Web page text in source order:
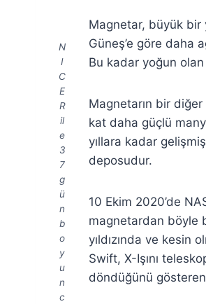
N
I
C
E
R
il
e
3
7
g
ü
n
b
o
y
u
n
c
Magnetar, büyük bir
Güneş’e göre daha
Bu kadar yoğun
Magnetarın bir diğer
kat daha güçlü
yıllara kadar
deposudur.
10 Ekim 2020’de
magnetardan böyle
yıldızında ve kesin
Swift, X-Işını
döndüğünü